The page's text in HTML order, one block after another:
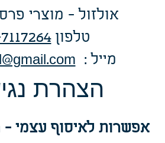
אולזול - מוצרי
טלפון
: מייל
הצהרת
אפשרות לאיסוף עצמי -